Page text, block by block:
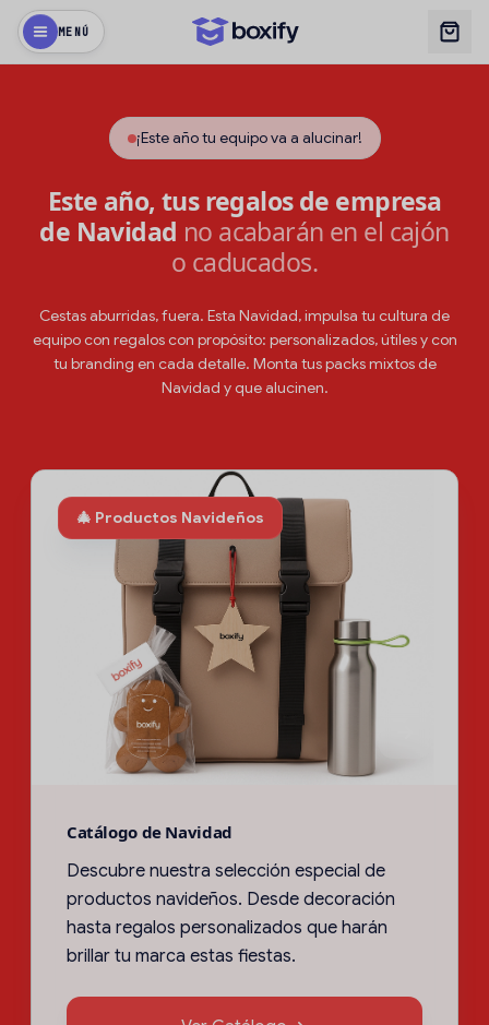
MENÚ
¡Este año tu equipo va a alucinar!
Este año, tus regalos de empresa
de Navidad no acabarán en el cajón
o caducados.
Cestas aburridas, fuera. Esta Navidad, impulsa tu cultura de
equipo con regalos con propósito: personalizados, útiles y con
tu branding en cada detalle. Monta tus packs mixtos de
Navidad y que alucinen.
🎄 Productos Navideños
Catálogo de Navidad
Descubre nuestra selección especial de
productos navideños. Desde decoración
hasta regalos personalizados que harán
brillar tu marca estas fiestas.